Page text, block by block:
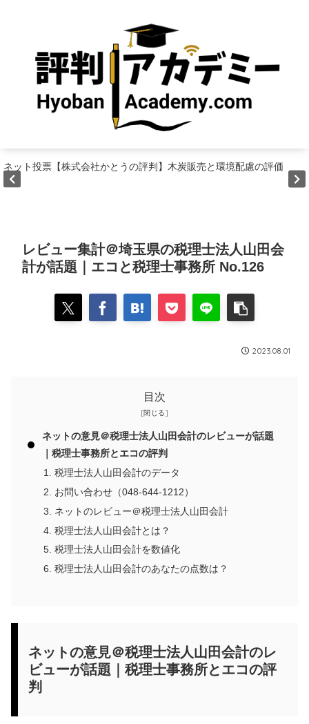
ネット投票【株式会社かとうの評判】木炭販売と環境配慮の評価
レビュー集計＠埼玉県の税理士法人山田会
計が話題｜エコと税理士事務所 No.126
2023.08.01
目次
ネットの意見＠税理士法人山田会計のレビューが話題
｜税理士事務所とエコの評判
税理士法人山田会計のデータ
お問い合わせ（048-644-1212）
ネットのレビュー＠税理士法人山田会計
税理士法人山田会計とは？
税理士法人山田会計を数値化
税理士法人山田会計のあなたの点数は？
ネットの意見＠税理士法人山田会計のレ
ビューが話題｜税理士事務所とエコの評
判